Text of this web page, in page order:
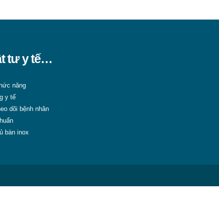
tư y tế…
năng
y tế
dõi bệnh nhân
bàn inox